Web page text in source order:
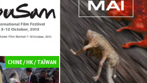
CHINE / HK / TAÏWAN